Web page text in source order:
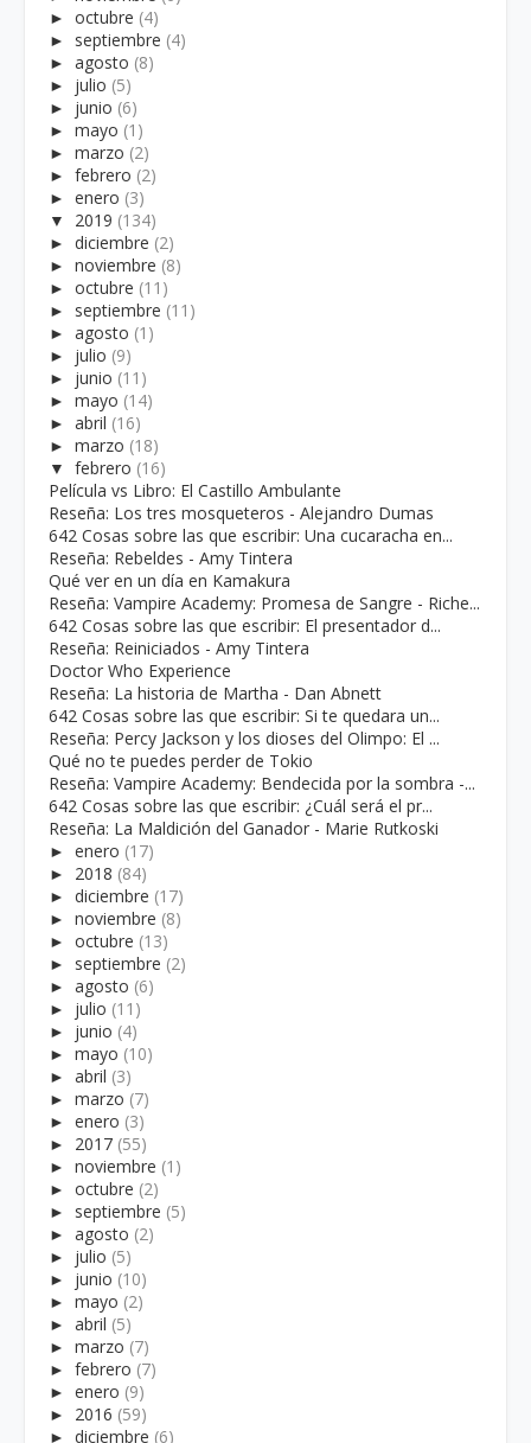
► octubre (4)
► septiembre (4)
► agosto (8)
► julio (5)
► junio (6)
► mayo (1)
► marzo (2)
► febrero (2)
► enero (3)
▼
2019 (134)
► diciembre (2)
► noviembre (8)
► octubre (11)
► septiembre (11)
► agosto (1)
► julio (9)
► junio (11)
► mayo (14)
► abril (16)
► marzo (18)
▼ febrero (16)
Película vs Libro: El Castillo Ambulante
Reseña: Los tres mosqueteros - Alejandro Dumas
642 Cosas sobre las que escribir: Una cucaracha en...
Reseña: Rebeldes - Amy Tintera
Qué ver en un día en Kamakura
Reseña: Vampire Academy: Promesa de Sangre - Riche...
642 Cosas sobre las que escribir: El presentador d...
Reseña: Reiniciados - Amy Tintera
Doctor Who Experience
Reseña: La historia de Martha - Dan Abnett
642 Cosas sobre las que escribir: Si te quedara un...
Reseña: Percy Jackson y los dioses del Olimpo: El ...
Qué no te puedes perder de Tokio
Reseña: Vampire Academy: Bendecida por la sombra -...
642 Cosas sobre las que escribir: ¿Cuál será el pr...
Reseña: La Maldición del Ganador - Marie Rutkoski
► enero (17)
► 2018 (84)
► diciembre (17)
► noviembre (8)
► octubre (13)
► septiembre (2)
► agosto (6)
► julio (11)
► junio (4)
► mayo (10)
► abril (3)
► marzo (7)
► enero (3)
► 2017 (55)
► noviembre (1)
► octubre (2)
► septiembre (5)
► agosto (2)
► julio (5)
► junio (10)
► mayo (2)
► abril (5)
► marzo (7)
► febrero (7)
► enero (9)
► 2016 (59)
► diciembre (6)